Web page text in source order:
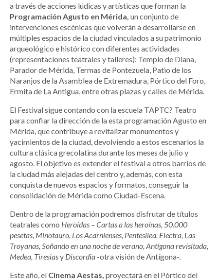
a través de acciones lúdicas y artísticas que forman la
Programación Agusto en Mérida, un conjunto de
intervenciones escénicas que volverán a desarrollarse en
múltiples espacios de la ciudad vinculados a su patrimonio
arqueológico e histórico con diferentes actividades
(representaciones teatrales y talleres): Templo de Diana,
Parador de Mérida, Termas de Pontezuela, Patio de los
Naranjos de la Asamblea de Extremadura, Pórtico del Foro,
Ermita de La Antigua, entre otras plazas y calles de Mérida.
El Festival sigue contando con la escuela TAPTC? Teatro
para confiar la dirección de la esta programación Agusto en
Mérida, que contribuye a revitalizar monumentos y
yacimientos de la ciudad, devolviendo a estos escenarios la
cultura clásica grecolatina durante los meses de julio y
agosto. El objetivo es extender el festival a otros barrios de
la ciudad más alejadas del centro y, además, con esta
conquista de nuevos espacios y formatos, conseguir la
consolidación de Mérida como Ciudad-Escena.
Dentro de la programación podremos disfrutar de títulos
teatrales como Heroídas – Cartas a las heroínas, 50.000
pesetas, Minotauro, Los Acarnienses, Pentesilea, Electra, Las
Troyanas, Soñando en una noche de verano, Antígona revisitada,
Medea, Tiresiasy Discordia -otra visión de Antígona-.
Este año, el Cinema Aestas, proyectará en el Pórtico del